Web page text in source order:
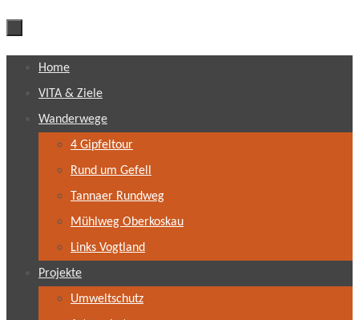
Inhalt
springen
Home
VITA & Ziele
Wanderwege
4 Gipfeltour
Rund um Gefell
Tannaer Rundweg
Mühlweg Oberkoskau
Links Vogtland
Projekte
Umweltschutz